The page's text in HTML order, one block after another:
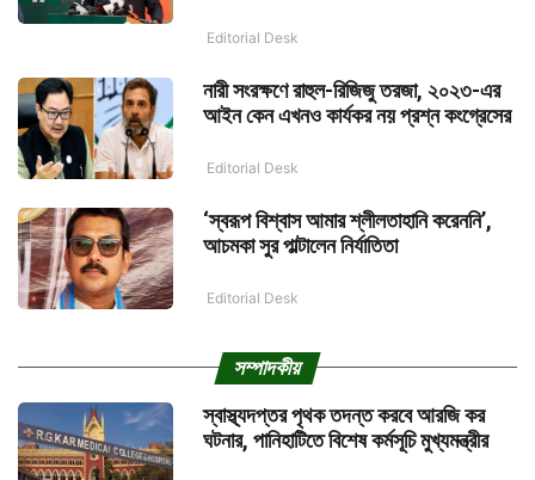
Editorial Desk
নারী সংরক্ষণে রাহুল-রিজিজু তরজা, ২০২৩-এর
আইন কেন এখনও কার্যকর নয় প্রশ্ন কংগ্রেসের
Editorial Desk
‘স্বরূপ বিশ্বাস আমার শ্লীলতাহানি করেননি’,
আচমকা সুর পাল্টালেন নির্যাতিতা
Editorial Desk
সম্পাদকীয়
স্বাস্থ্যদপ্তর পৃথক তদন্ত করবে আরজি কর
ঘটনার, পানিহাটিতে বিশেষ কর্মসূচি মুখ্যমন্ত্রীর